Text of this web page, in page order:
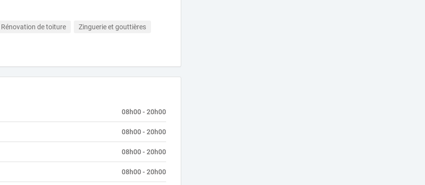
Rénovation de toiture
Zinguerie et gouttières
08h00 - 20h00
08h00 - 20h00
08h00 - 20h00
08h00 - 20h00